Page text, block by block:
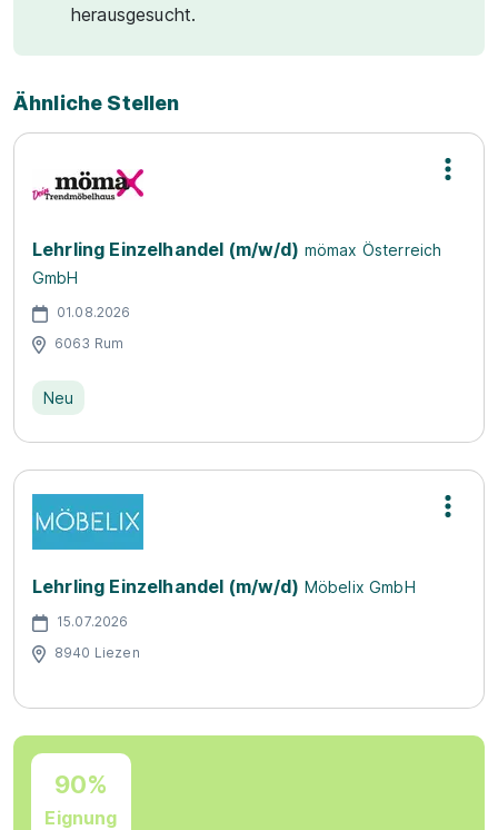
herausgesucht.
Ähnliche Stellen
Lehrling Einzelhandel (m/w/d) mömax Österreich
GmbH
01.08.2026
6063 Rum
Neu
Lehrling Einzelhandel (m/w/d) Möbelix GmbH
15.07.2026
8940 Liezen
90%
Eignung